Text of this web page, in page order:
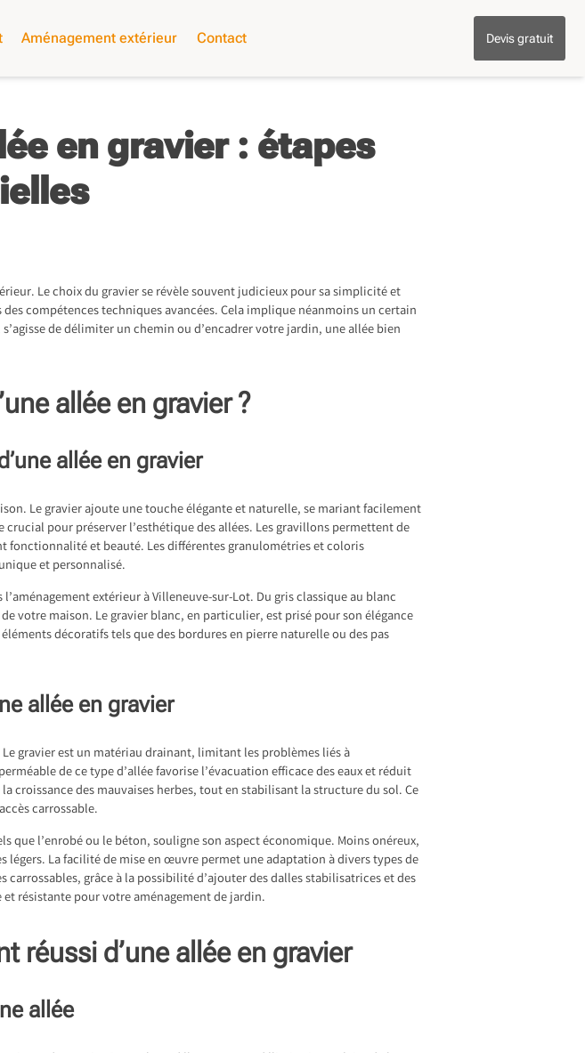
Aménagement extérieur Contact Devis gratuit
en gravier : étapes
Le choix du gravier se révèle souvent judicieux pour sa simplicité et
compétences techniques avancées. Cela implique néanmoins un certain
de délimiter un chemin ou d’encadrer votre jardin, une allée bien
allée en gravier ?
allée en gravier
Le gravier ajoute une touche élégante et naturelle, se mariant facilement
pour préserver l’esthétique des allées. Les gravillons permettent de
fonctionnalité et beauté. Les différentes granulométries et coloris
et personnalisé.
aménagement extérieur à Villeneuve-sur-Lot. Du gris classique au blanc
votre maison. Le gravier blanc, en particulier, est prisé pour son élégance
décoratifs tels que des bordures en pierre naturelle ou des pas
allée en gravier
gravier est un matériau drainant, limitant les problèmes liés à
de ce type d’allée favorise l’évacuation efficace des eaux et réduit
croissance des mauvaises herbes, tout en stabilisant la structure du sol. Ce
carrossable.
que l’enrobé ou le béton, souligne son aspect économique. Moins onéreux,
légers. La facilité de mise en œuvre permet une adaptation à divers types de
grâce à la possibilité d’ajouter des dalles stabilisatrices et des
résistante pour votre aménagement de jardin.
réussi d’une allée en gravier
allée